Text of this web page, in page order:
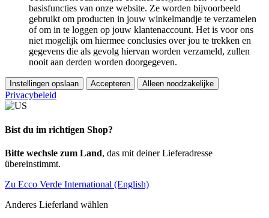
basisfuncties van onze website. Ze worden bijvoorbeeld
gebruikt om producten in jouw winkelmandje te verzamelen
of om in te loggen op jouw klantenaccount. Het is voor ons
niet mogelijk om hiermee conclusies over jou te trekken en
gegevens die als gevolg hiervan worden verzameld, zullen
nooit aan derden worden doorgegeven.
Instellingen opslaan Accepteren Alleen noodzakelijke
Privacybeleid
Bist du im richtigen Shop?
Bitte wechsle zum Land, das mit deiner Lieferadresse
übereinstimmt.
Zu Ecco Verde International (English)
Anderes Lieferland wählen